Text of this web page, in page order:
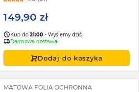
149,90 zł
Kup do21:00 - Wyślemy dziś
Darmowa dostawa!
Dodaj do koszyka
MATOWA FOLIA OCHRONNA